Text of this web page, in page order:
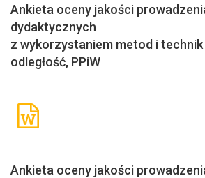
Ankieta oceny jakości
dydaktycznych
z wykorzystaniem metod i technik
odległość, PPiW
Ankieta oceny jakości